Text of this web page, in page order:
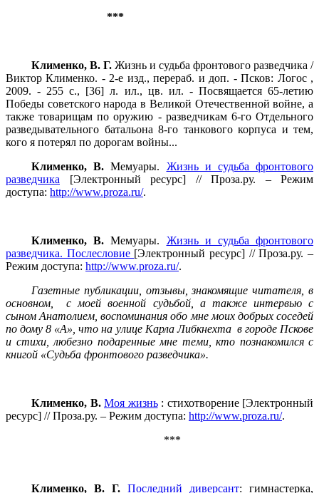
***
Клименко, В. Г. Жизнь и судьба фронтового разведчика /
Виктор Клименко. - 2-е изд., перераб. и доп. - Псков: Логос ,
2009. - 255 с., [36] л. ил., цв. ил. - Посвящается 65-летию
Победы советского народа в Великой Отечественной войне, а
также товарищам по оружию - разведчикам 6-го Отдельного
разведывательного батальона 8-го танкового корпуса и тем,
кого я потерял по дорогам войны...
Клименко, В.Мемуары. Жизнь и судьба фронтового
разведчика [Электронный ресурс] // Проза.ру. – Режим
доступа: http://www.proza.ru/.
Клименко, В.Мемуары. Жизнь и судьба фронтового
разведчика. Послесловие [Электронный ресурс] // Проза.ру. –
Режим доступа: http://www.proza.ru/.
Газетные публикации, отзывы, знакомящие читателя, в
основном, с моей военной судьбой, а также интервью с
сыном Анатолием, воспоминания обо мне моих добрых соседей
по дому 8 «А», что на улице Карла Либкнехта в городе Пскове
и стихи, любезно подаренные мне теми, кто познакомился с
книгой «Судьба фронтового разведчика».
Клименко, В. Моя жизнь: стихотворение [Электронный
ресурс] // Проза.ру. – Режим доступа: http://www.proza.ru/.
***
Клименко, В. Г. Последний диверсант: гимнастерка,